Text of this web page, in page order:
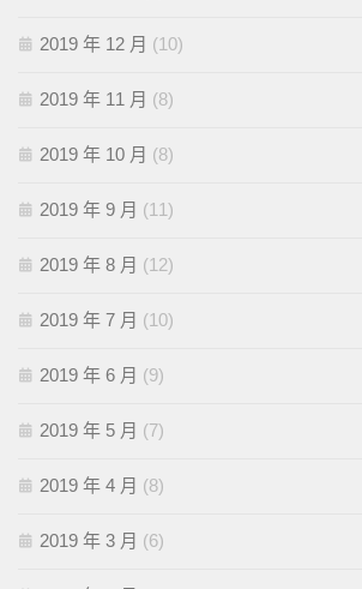
2019 年 12 月 (10)
2019 年 11 月 (8)
2019 年 10 月 (8)
2019 年 9 月 (11)
2019 年 8 月 (12)
2019 年 7 月 (10)
2019 年 6 月 (9)
2019 年 5 月 (7)
2019 年 4 月 (8)
2019 年 3 月 (6)